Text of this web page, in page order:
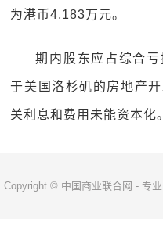
为港币4,183万元。
期内股东应占综合
于美国洛杉矶的房地产
关利息和费用未能资本化。
Copyright © 中国商业联合网 - 专